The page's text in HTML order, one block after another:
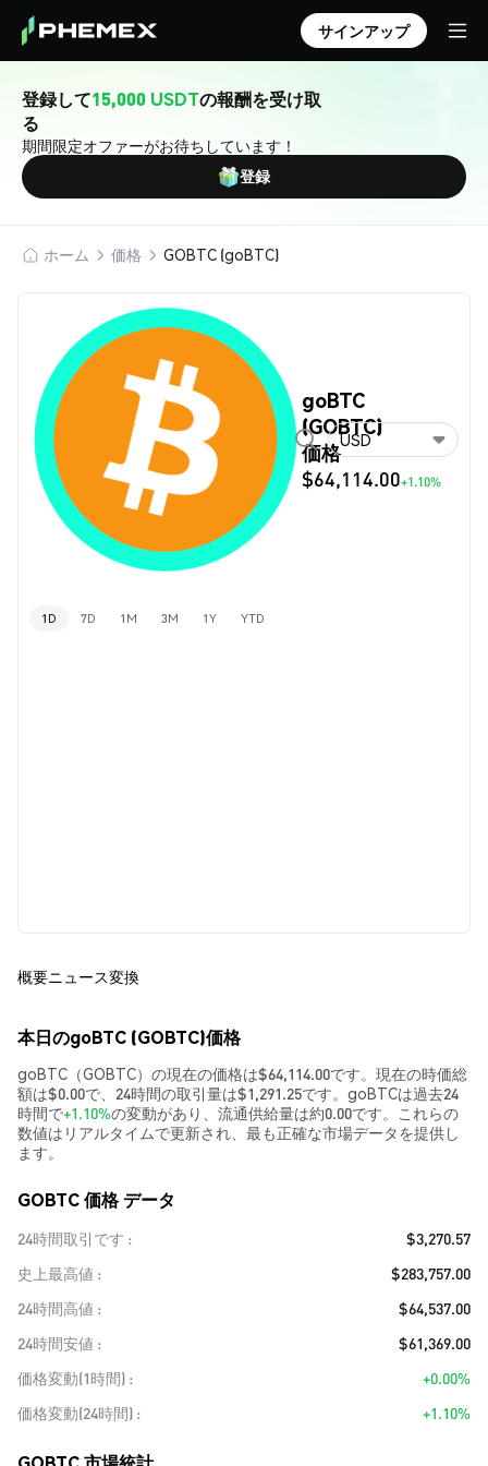
サインアップ
登録して15,000 USDTの報酬を受け取
る
期間限定オファーがお待ちしています！
登録
ホーム 価格 GOBTC (goBTC)
goBTC
(GOBTC)
価格
$64,114.00+1.10%
USD
1D 7D 1M 3M 1Y YTD
概要ニュース変換
本日のgoBTC (GOBTC)価格
goBTC（GOBTC）の現在の価格は$64,114.00です。現在の時価総
額は$0.00で、24時間の取引量は$1,291.25です。goBTCは過去24
時間で+1.10%の変動があり、流通供給量は約0.00です。これらの
数値はリアルタイムで更新され、最も正確な市場データを提供し
ます。
GOBTC 価格 データ
24時間取引です
$3,270.57
史上最高値
$283,757.00
24時間高値
$64,537.00
24時間安値
$61,369.00
価格変動(1時間)
+0.00%
価格変動(24時間)
+1.10%